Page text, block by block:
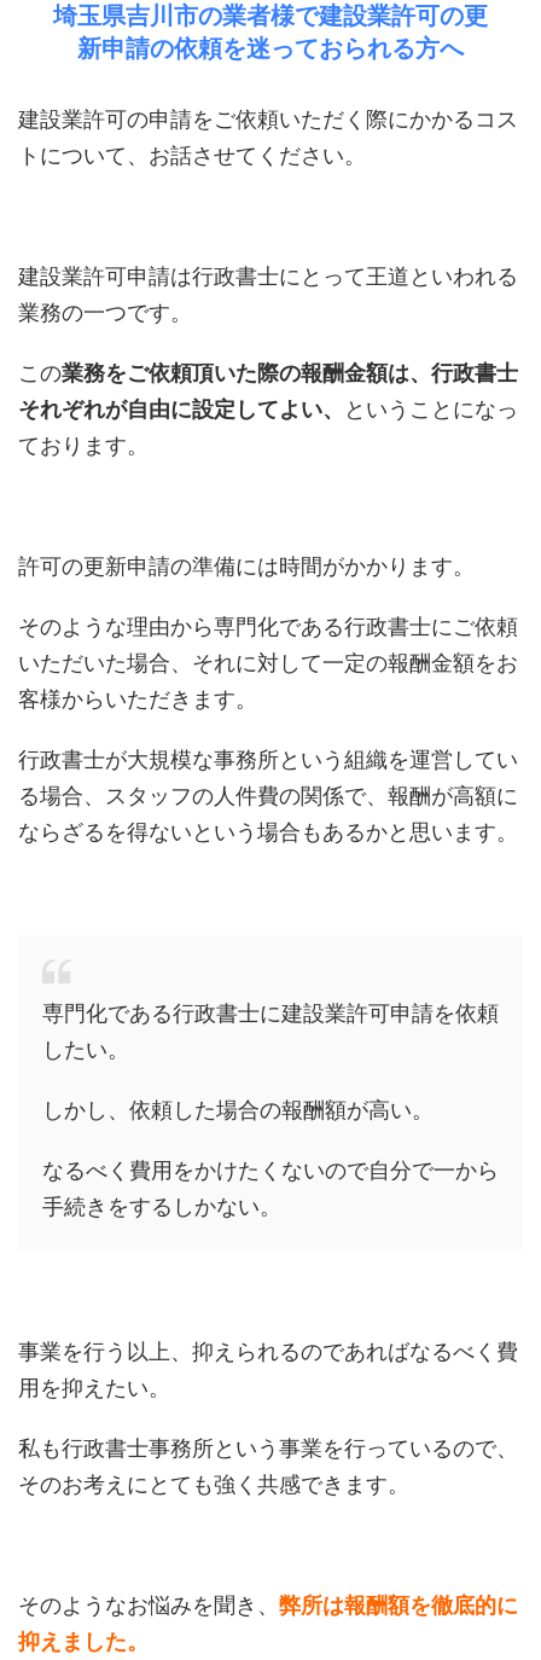
埼玉県吉川市の業者様で建設業許可の更
新申請の依頼を迷っておられる方へ
建設業許可の申請をご依頼いただく際にかかるコス
トについて、お話させてください。
建設業許可申請は行政書士にとって王道といわれる
業務の一つです。
この業務をご依頼頂いた際の報酬金額は、行政書士
それぞれが自由に設定してよい、
ということになっ
ております。
許可の更新申請の準備には時間がかかります。
そのような理由から専門化である行政書士にご依頼
いただいた場合、それに対して一定の報酬金額をお
客様からいただきます。
行政書士が大規模な事務所という組織を運営してい
る場合、スタッフの人件費の関係で、報酬が高額に
ならざるを得ないという場合もあるかと思います。
専門化である行政書士に建設業許可申請を依頼
したい。
しかし、依頼した場合の報酬額が高い。
なるべく費用をかけたくないので自分で一から
手続きをするしかない。
事業を行う以上、抑えられるのであればなるべく費
用を抑えたい。
私も行政書士事務所という事業を行っているので、
そのお考えにとても強く共感できます。
そのようなお悩みを聞き、 弊所は報酬額を徹底的に
抑えました。